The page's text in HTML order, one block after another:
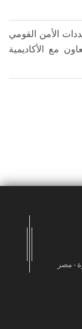
الأمن القومي
مع الأكاديمية
- مصر